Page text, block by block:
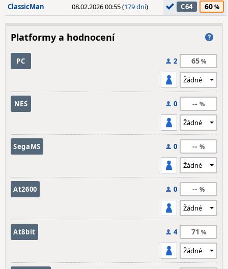
ClassicMan 08.02.2026 00:55 (179 dní) C64 60
Platformy a hodnocení
PC 2 65
NES 0 --
SegaMS 0 --
At2600 0 --
At8bit 4 71